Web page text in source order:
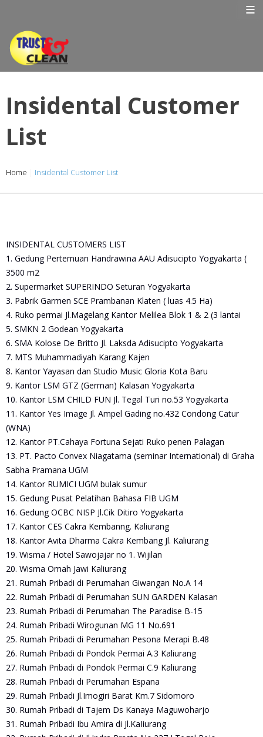
≡
content
Insidental Customer
List
Home Insidental Customer List
INSIDENTAL CUSTOMERS LIST
1. Gedung Pertemuan Handrawina AAU Adisucipto Yogyakarta (
3500 m2
2. Supermarket SUPERINDO Seturan Yogyakarta
3. Pabrik Garmen SCE Prambanan Klaten ( luas 4.5 Ha)
4. Ruko permai Jl.Magelang Kantor Melilea Blok 1 & 2 (3 lantai
5. SMKN 2 Godean Yogyakarta
6. SMA Kolose De Britto Jl. Laksda Adisucipto Yogyakarta
7. MTS Muhammadiyah Karang Kajen
8. Kantor Yayasan dan Studio Music Gloria Kota Baru
9. Kantor LSM GTZ (German) Kalasan Yogyakarta
10. Kantor LSM CHILD FUN Jl. Tegal Turi no.53 Yogyakarta
11. Kantor Yes Image Jl. Ampel Gading no.432 Condong Catur
(WNA)
12. Kantor PT.Cahaya Fortuna Sejati Ruko penen Palagan
13. PT. Pacto Convex Niagatama (seminar International) di Graha
Sabha Pramana UGM
14. Kantor RUMICI UGM bulak sumur
15. Gedung Pusat Pelatihan Bahasa FIB UGM
16. Gedung OCBC NISP Jl.Cik Ditiro Yogyakarta
17. Kantor CES Cakra Kembanng. Kaliurang
18. Kantor Avita Dharma Cakra Kembang Jl. Kaliurang
19. Wisma / Hotel Sawojajar no 1. Wijilan
20. Wisma Omah Jawi Kaliurang
21. Rumah Pribadi di Perumahan Giwangan No.A 14
22. Rumah Pribadi di Perumahan SUN GARDEN Kalasan
23. Rumah Pribadi di Perumahan The Paradise B-15
24. Rumah Pribadi Wirogunan MG 11 No.691
25. Rumah Pribadi di Perumahan Pesona Merapi B.48
26. Rumah Pribadi di Pondok Permai A.3 Kaliurang
27. Rumah Pribadi di Pondok Permai C.9 Kaliurang
28. Rumah Pribadi di Perumahan Espana
29. Rumah Pribadi Jl.Imogiri Barat Km.7 Sidomoro
30. Rumah Pribadi di Tajem Ds Kanaya Maguwoharjo
31. Rumah Pribadi Ibu Amira di Jl.KaIiurang